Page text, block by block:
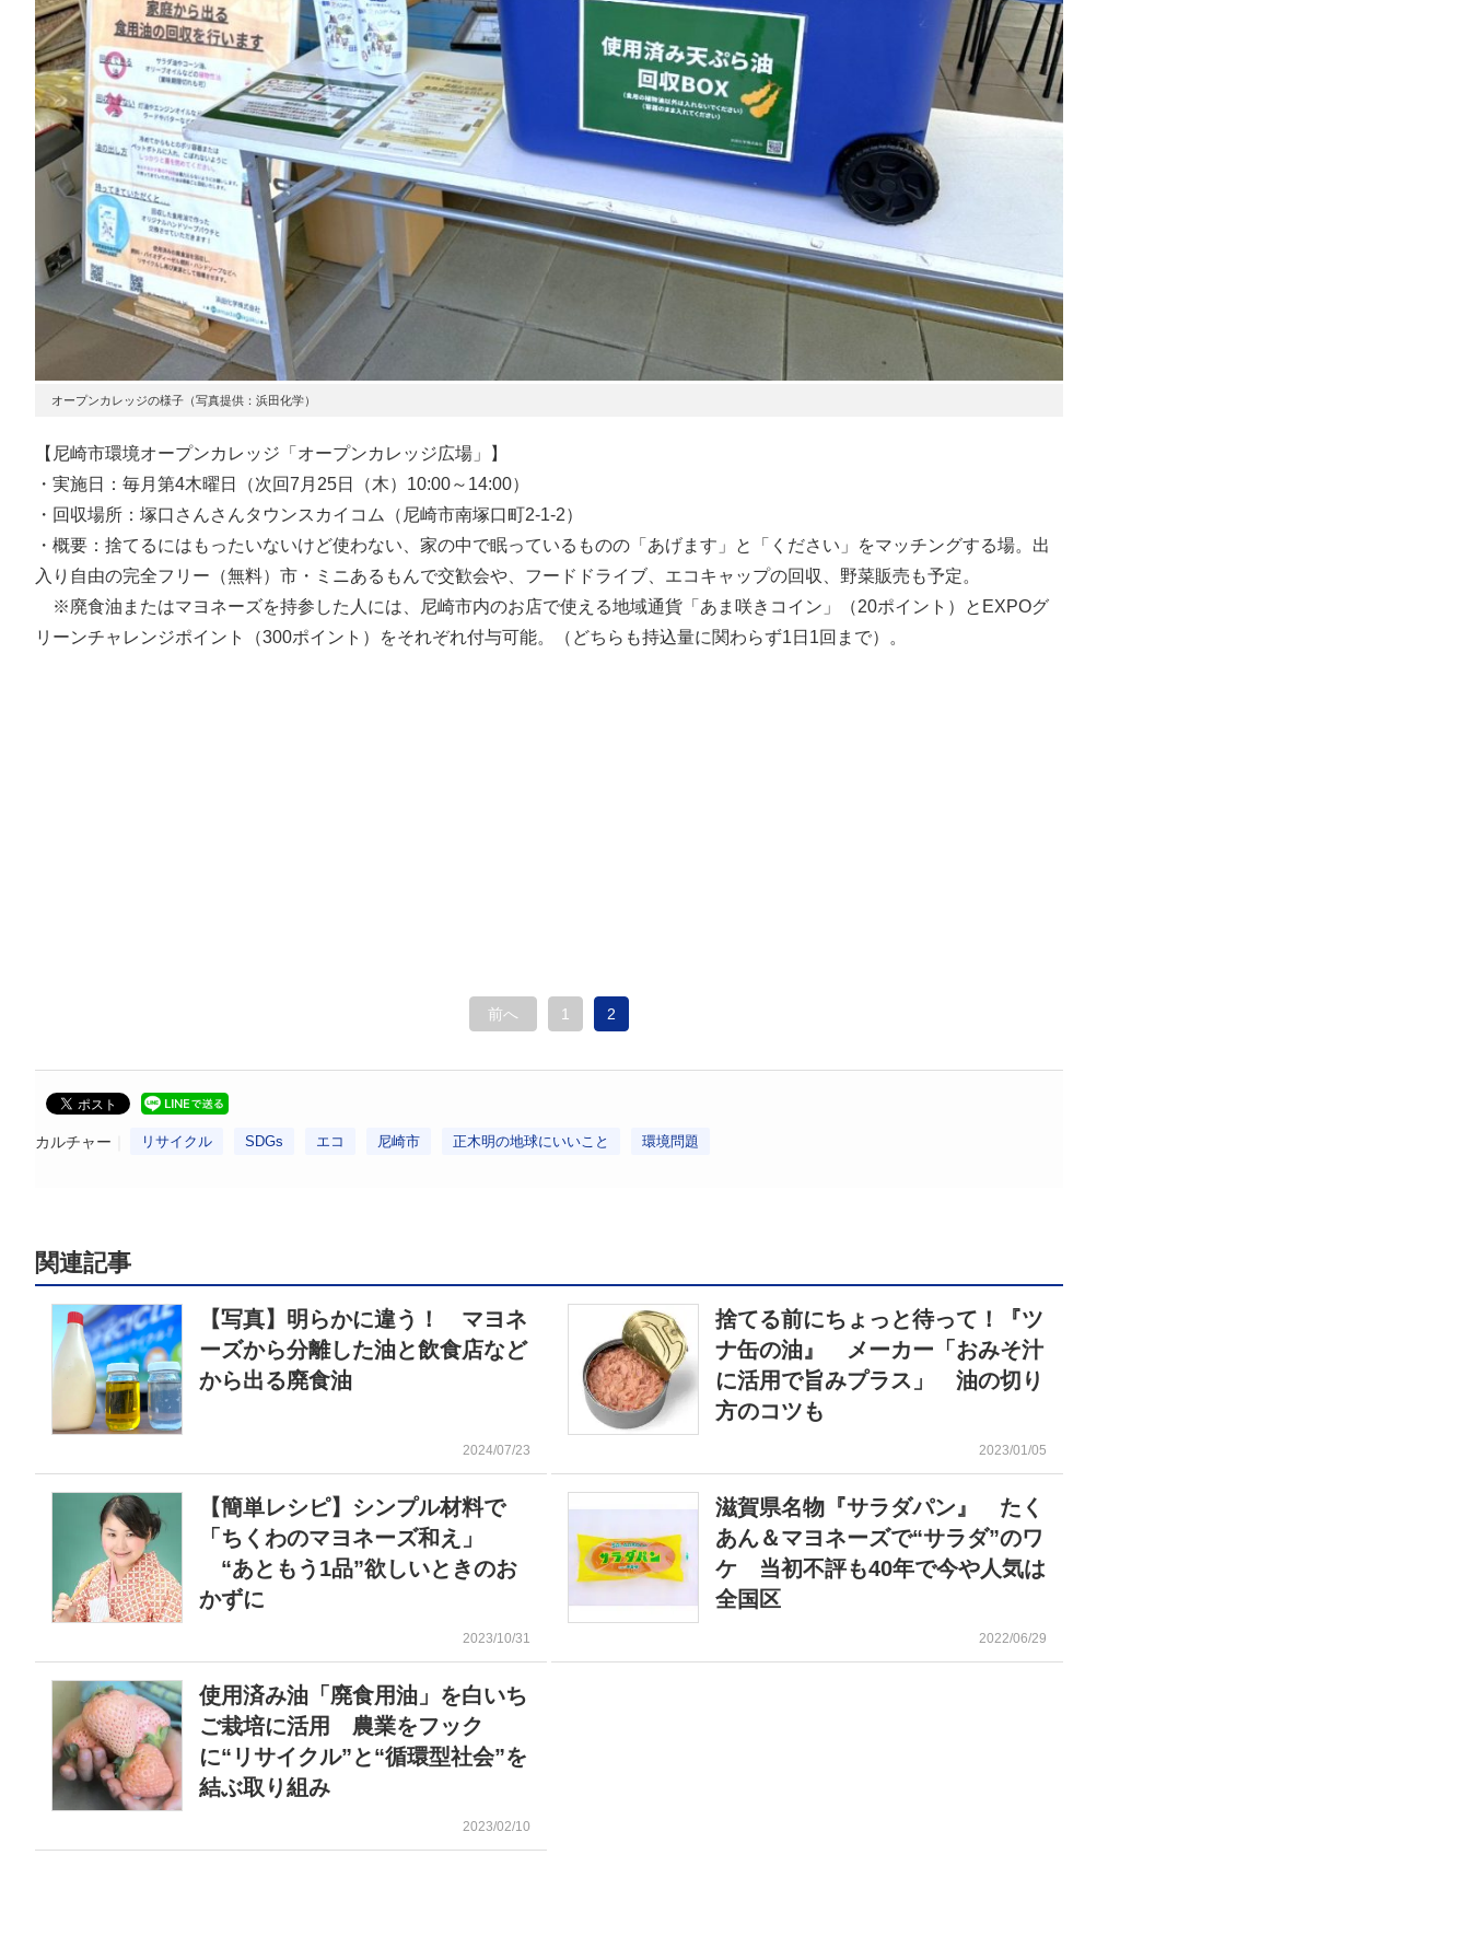
オープンカレッジの様子（写真提供：浜田化学）
【尼崎市環境オープンカレッジ「オープンカレッジ広場」】
・実施日：毎月第4木曜日（次回7月25日（木）10:00～14:00）
・回収場所：塚口さんさんタウンスカイコム（尼崎市南塚口町2-1-2）
・概要：捨てるにはもったいないけど使わない、家の中で眠っているものの「あげます」と「ください」をマッチングする場。出
入り自由の完全フリー（無料）市・ミニあるもんで交歓会や、フードドライブ、エコキャップの回収、野菜販売も予定。
※廃食油またはマヨネーズを持参した人には、尼崎市内のお店で使える地域通貨「あま咲きコイン」（20ポイント）とEXPOグ
リーンチャレンジポイント（300ポイント）をそれぞれ付与可能。（どちらも持込量に関わらず1日1回まで）。
前へ 1 2
カルチャー リサイクル SDGs エコ 尼崎市 正木明の地球にいいこと 環境問題
関連記事
【写真】明らかに違う！ マヨネ
ーズから分離した油と飲食店など
から出る廃食油
2024/07/23
捨てる前にちょっと待って！『ツ
ナ缶の油』 メーカー「おみそ汁
に活用で旨みプラス」 油の切り
方のコツも
2023/01/05
【簡単レシピ】シンプル材料で
「ちくわのマヨネーズ和え」
“あともう1品”欲しいときのお
かずに
2023/10/31
滋賀県名物『サラダパン』 たく
あん＆マヨネーズで“サラダ”のワ
ケ 当初不評も40年で今や人気は
全国区
2022/06/29
使用済み油「廃食用油」を白いち
ご栽培に活用 農業をフック
に“リサイクル”と“循環型社会”を
結ぶ取り組み
2023/02/10